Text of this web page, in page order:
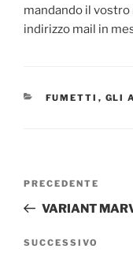
mandando il
indirizzo mail in
CATEGORIE
FUMETTI , GLI
Articolo
precedente:
PRECEDENTE
VARIANT
Articolo
SUCCESSIVO